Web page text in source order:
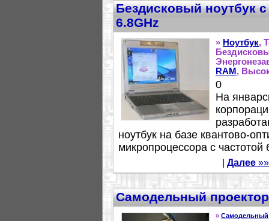
Бездисковый ноутбук
6.8GHz
» Ноутбук,
RAM,
0
На
ноутбук на базе квантово-
микропроцессора с
Далее
Самодельный проектор
» Самодельный